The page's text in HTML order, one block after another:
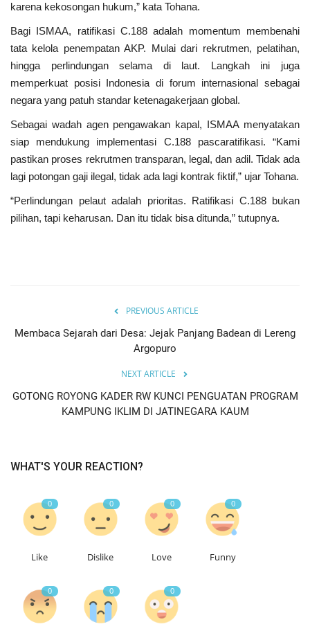
karena kekosongan hukum,” kata Tohana.
Bagi ISMAA, ratifikasi C.188 adalah momentum membenahi
tata kelola penempatan AKP. Mulai dari rekrutmen, pelatihan,
hingga perlindungan selama di laut. Langkah ini juga
memperkuat posisi Indonesia di forum internasional sebagai
negara yang patuh standar ketenagakerjaan global.
Sebagai wadah agen pengawakan kapal, ISMAA menyatakan
siap mendukung implementasi C.188 pascaratifikasi. “Kami
pastikan proses rekrutmen transparan, legal, dan adil. Tidak ada
lagi potongan gaji ilegal, tidak ada lagi kontrak fiktif,” ujar Tohana.
“Perlindungan pelaut adalah prioritas. Ratifikasi C.188 bukan
pilihan, tapi keharusan. Dan itu tidak bisa ditunda,” tutupnya.
PREVIOUS ARTICLE
Membaca Sejarah dari Desa: Jejak Panjang Badean di Lereng
Argopuro
NEXT ARTICLE
GOTONG ROYONG KADER RW KUNCI PENGUATAN PROGRAM
KAMPUNG IKLIM DI JATINEGARA KAUM
WHAT'S YOUR REACTION?
0
Like
0
Dislike
0
Love
0
Funny
0 0 0